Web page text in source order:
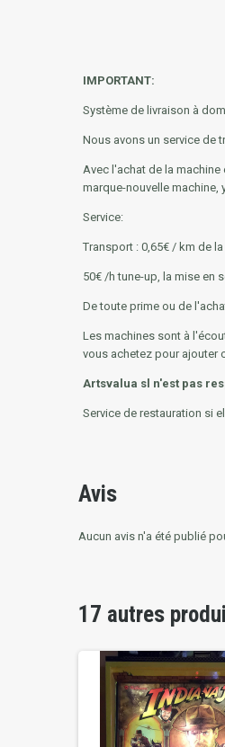
IMPORTANT:
Système de livraison à
Nous avons un service de
Avec l'achat de la
marque-nouvelle machine,
Service:
Transport : 0,65€ / km de
50€ /h tune-up, la mise en
De toute prime ou de
Les machines sont à
vous achetez pour ajouter
Artsvalua sl n'est pas
Service de restauration si
Avis
Aucun avis n'a été publié
17 autres